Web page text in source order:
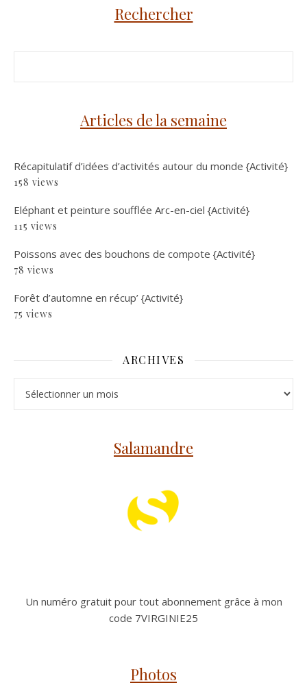
Rechercher
Articles de la semaine
Récapitulatif d’idées d’activités autour du monde {Activité}
158 views
Eléphant et peinture soufflée Arc-en-ciel {Activité}
115 views
Poissons avec des bouchons de compote {Activité}
78 views
Forêt d’automne en récup’ {Activité}
75 views
ARCHIVES
Salamandre
Un numéro gratuit pour tout abonnement grâce à mon
code 7VIRGINIE25
Photos